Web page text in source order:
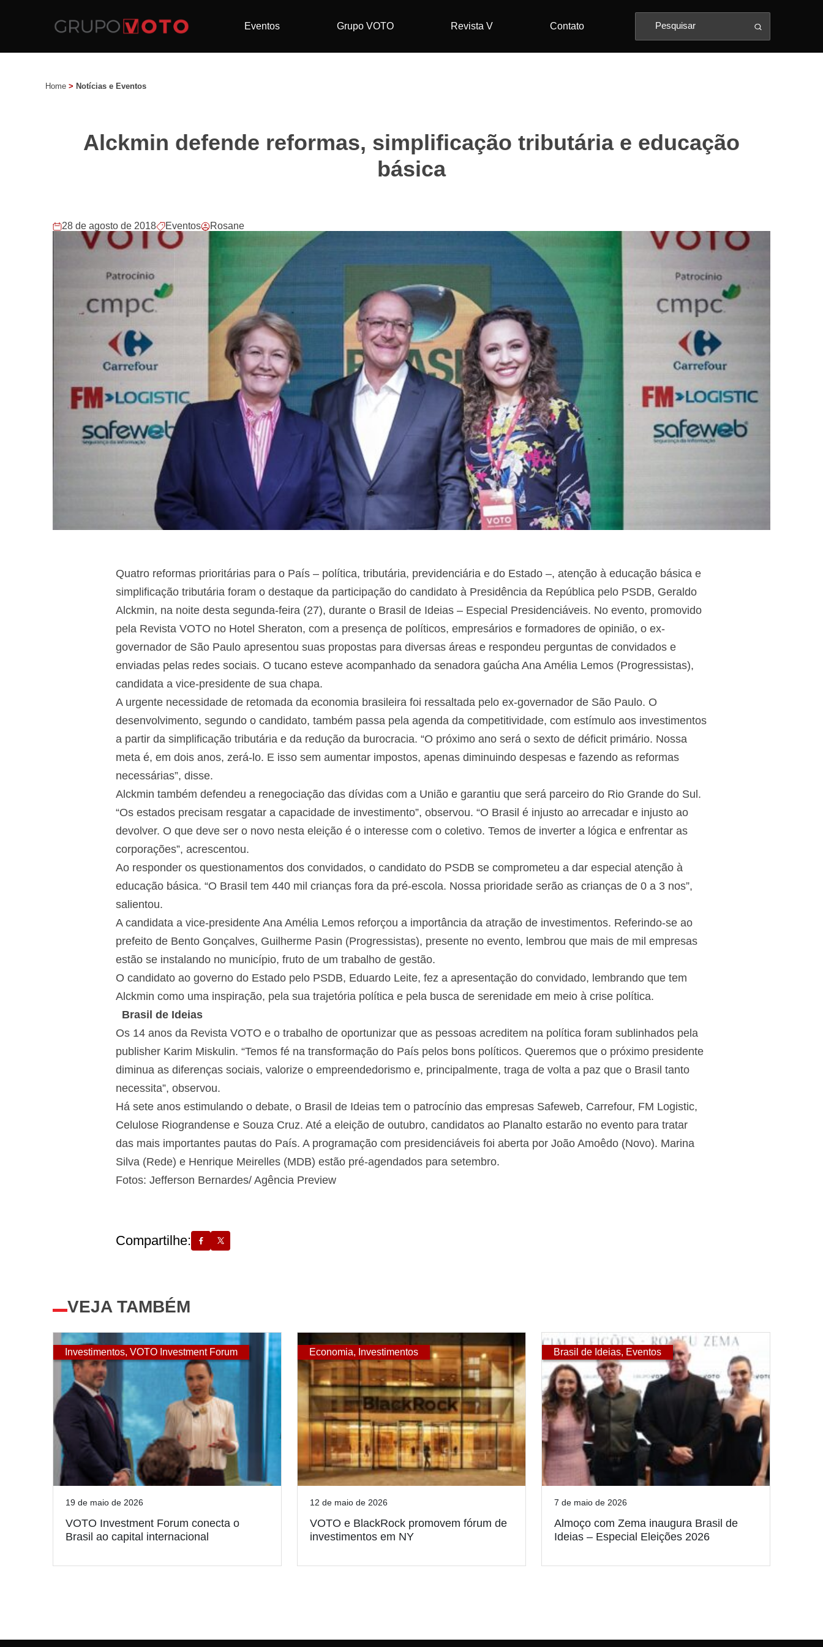
Eventos Grupo VOTO Revista V Contato
Home > Notícias e Eventos
Alckmin defende reformas, simplificação tributária e educação
básica
28 de agosto de 2018 Eventos Rosane
Quatro reformas prioritárias para o País – política, tributária, previdenciária e do Estado –, atenção à educação básica e
simplificação tributária foram o destaque da participação do candidato à Presidência da República pelo PSDB, Geraldo
Alckmin, na noite desta segunda-feira (27), durante o Brasil de Ideias – Especial Presidenciáveis. No evento, promovido
pela Revista VOTO no Hotel Sheraton, com a presença de políticos, empresários e formadores de opinião, o ex-
governador de São Paulo apresentou suas propostas para diversas áreas e respondeu perguntas de convidados e
enviadas pelas redes sociais. O tucano esteve acompanhado da senadora gaúcha Ana Amélia Lemos (Progressistas),
candidata a vice-presidente de sua chapa.
A urgente necessidade de retomada da economia brasileira foi ressaltada pelo ex-governador de São Paulo. O
desenvolvimento, segundo o candidato, também passa pela agenda da competitividade, com estímulo aos investimentos
a partir da simplificação tributária e da redução da burocracia. “O próximo ano será o sexto de déficit primário. Nossa
meta é, em dois anos, zerá-lo. E isso sem aumentar impostos, apenas diminuindo despesas e fazendo as reformas
necessárias”, disse.
Alckmin também defendeu a renegociação das dívidas com a União e garantiu que será parceiro do Rio Grande do Sul.
“Os estados precisam resgatar a capacidade de investimento”, observou. “O Brasil é injusto ao arrecadar e injusto ao
devolver. O que deve ser o novo nesta eleição é o interesse com o coletivo. Temos de inverter a lógica e enfrentar as
corporações”, acrescentou.
Ao responder os questionamentos dos convidados, o candidato do PSDB se comprometeu a dar especial atenção à
educação básica. “O Brasil tem 440 mil crianças fora da pré-escola. Nossa prioridade serão as crianças de 0 a 3 nos”,
salientou.
A candidata a vice-presidente Ana Amélia Lemos reforçou a importância da atração de investimentos. Referindo-se ao
prefeito de Bento Gonçalves, Guilherme Pasin (Progressistas), presente no evento, lembrou que mais de mil empresas
estão se instalando no município, fruto de um trabalho de gestão.
O candidato ao governo do Estado pelo PSDB, Eduardo Leite, fez a apresentação do convidado, lembrando que tem
Alckmin como uma inspiração, pela sua trajetória política e pela busca de serenidade em meio à crise política.
Brasil de Ideias
Os 14 anos da Revista VOTO e o trabalho de oportunizar que as pessoas acreditem na política foram sublinhados pela
publisher Karim Miskulin. “Temos fé na transformação do País pelos bons políticos. Queremos que o próximo presidente
diminua as diferenças sociais, valorize o empreendedorismo e, principalmente, traga de volta a paz que o Brasil tanto
necessita”, observou.
Há sete anos estimulando o debate, o Brasil de Ideias tem o patrocínio das empresas Safeweb, Carrefour, FM Logistic,
Celulose Riograndense e Souza Cruz. Até a eleição de outubro, candidatos ao Planalto estarão no evento para tratar
das mais importantes pautas do País. A programação com presidenciáveis foi aberta por João Amoêdo (Novo). Marina
Silva (Rede) e Henrique Meirelles (MDB) estão pré-agendados para setembro.
Fotos: Jefferson Bernardes/ Agência Preview
Compartilhe:
VEJA TAMBÉM
Investimentos, VOTO Investment Forum
19 de maio de 2026
VOTO Investment Forum conecta o
Brasil ao capital internacional
Economia, Investimentos
12 de maio de 2026
VOTO e BlackRock promovem fórum de
investimentos em NY
Brasil de Ideias, Eventos
7 de maio de 2026
Almoço com Zema inaugura Brasil de
Ideias – Especial Eleições 2026